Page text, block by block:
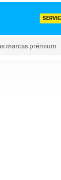
marcas prémium